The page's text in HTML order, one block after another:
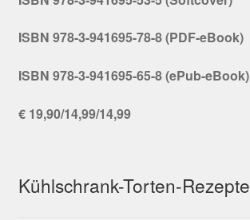
ISBN 978-3-941695-78-8 (PDF-eBook)
ISBN 978-3-941695-65-8 (ePub-eBook)
€ 19,90/14,99/14,99
Kühlschrank-Torten-Rezepte